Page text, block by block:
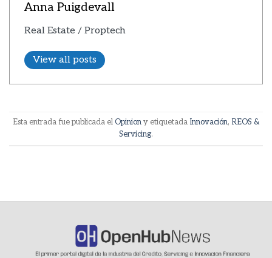
Anna Puigdevall
Real Estate / Proptech
View all posts
Esta entrada fue publicada elOpiniony etiquetada Innovación, REOS &
Servicing.